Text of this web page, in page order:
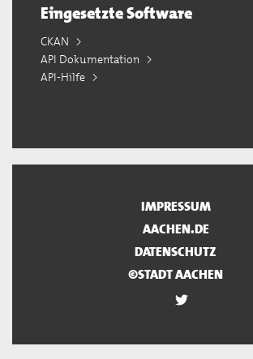
Eingesetzte Software
CKAN
API Dokumentation
API-Hilfe
IMPRESSUM
AACHEN.DE
DATENSCHUTZ
©STADT AACHEN